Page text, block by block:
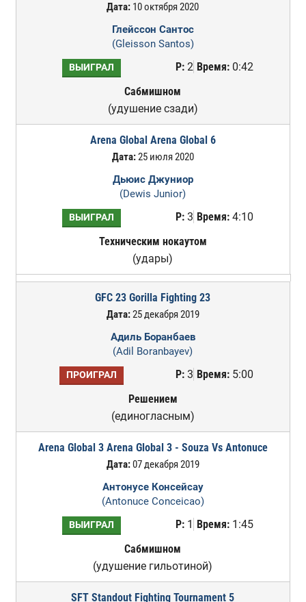
Дата: 10 октября 2020
Глейссон Сантос
(Gleisson Santos)
ВЫИГРАЛ Р:2 Время:0:42
Сабмишном
(удушение сзади)
Arena Global Arena Global 6
Дата:25 июля 2020
Дьюис Джуниор
(Dewis Junior)
ВЫИГРАЛ Р:3 Время:4:10
Техническим нокаутом
(удары)
GFC 23 Gorilla Fighting 23
Дата:25 декабря 2019
Адиль Боранбаев
(Adil Boranbayev)
ПРОИГРАЛ Р:3 Время:5:00
Решением
(единогласным)
Arena Global 3 Arena Global 3 - Souza Vs Antonuce
Дата:07 декабря 2019
Антонусе Консейсау
(Antonuce Conceicao)
ВЫИГРАЛ Р:1 Время:1:45
Сабмишном
(удушение гильотиной)
SFT Standout Fighting Tournament 5